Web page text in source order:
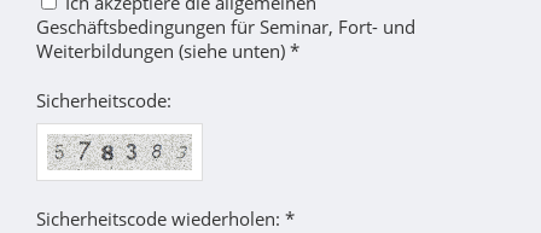
Geschäftsbedingungen für Seminar, Fort- und
Weiterbildungen (siehe unten) *
Sicherheitscode:
Sicherheitscode wiederholen: *